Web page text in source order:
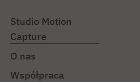
Studio Motion
Capture
O nas
Współpraca